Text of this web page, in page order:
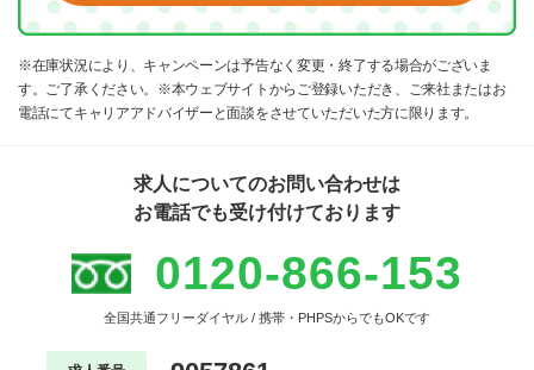
※在庫状況により、キャンペーンは予告なく変更・終了する場合がございま
す。ご了承ください。※本ウェブサイトからご登録いただき、ご来社またはお
電話にてキャリアアドバイザーと面談をさせていただいた方に限ります。
求人についてのお問い合わせは
お電話でも受け付けております
0120-866-153
全国共通フリーダイヤル / 携帯・PHPSからでもOKです